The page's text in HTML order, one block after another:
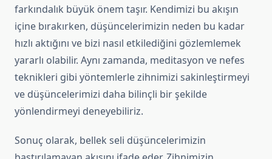
farkındalık büyük önem taşır. Kendimizi bu akışın
içine bırakırken, düşüncelerimizin neden bu kadar
hızlı aktığını ve bizi nasıl etkilediğini gözlemlemek
yararlı olabilir. Aynı zamanda, meditasyon ve nefes
teknikleri gibi yöntemlerle zihnimizi sakinleştirmeyi
ve düşüncelerimizi daha bilinçli bir şekilde
yönlendirmeyi deneyebiliriz.
Sonuç olarak, bellek seli düşüncelerimizin